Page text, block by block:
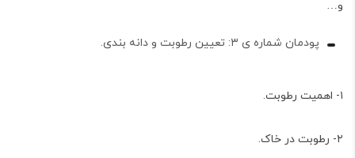
و…
پودمان شماره ی ۳: تعیین رطوبت و دانه بندی.
۱- اهمیت رطوبت.
۲- رطوبت در خاک.